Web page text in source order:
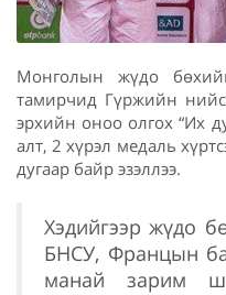
Монголын жүдо
тамирчид Гүржийн
эрхийн оноо олгох “Их
алт, 2 хүрэл медаль
дугаар байр эзэллээ.
Хэдийгээр жүдо
БНСУ, Францын
манай зарим